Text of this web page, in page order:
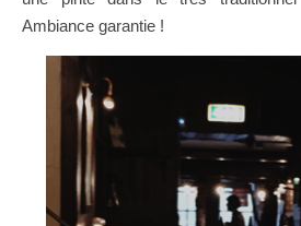
Ambiance garantie !